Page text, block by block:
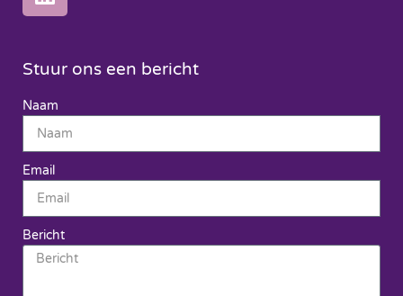
Stuur ons een bericht
Naam
Email
Bericht